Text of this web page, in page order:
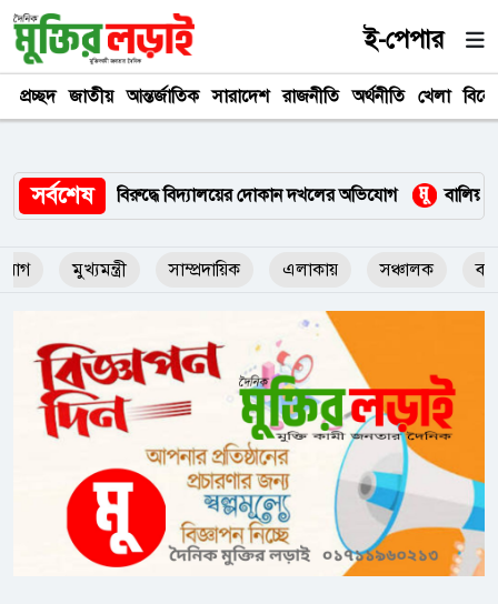
ই-পেপার
প্রচ্ছদ জাতীয় আন্তর্জাতিক সারাদেশ রাজনীতি অর্থনীতি খেলা
সর্বশেষ
দোকান দখলের অভিযোগ বালিয়াডাঙ্গীতে যুবদল নেতার বিরুদ্ধে
মুখ্যমন্ত্রী সাম্প্রদায়িক এলাকায় সঞ্চালক